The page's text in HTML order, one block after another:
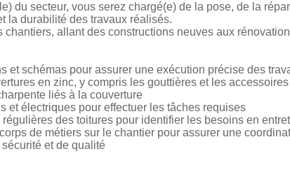
du secteur, vous serez chargé(e) de la pose, de la
la durabilité des travaux réalisés.
chantiers, allant des constructions neuves aux
et schémas pour assurer une exécution précise des
en zinc, y compris les gouttières et les
liés à la couverture
et électriques pour effectuer les tâches requises
des toitures pour identifier les besoins en
de métiers sur le chantier pour assurer une
et de qualité